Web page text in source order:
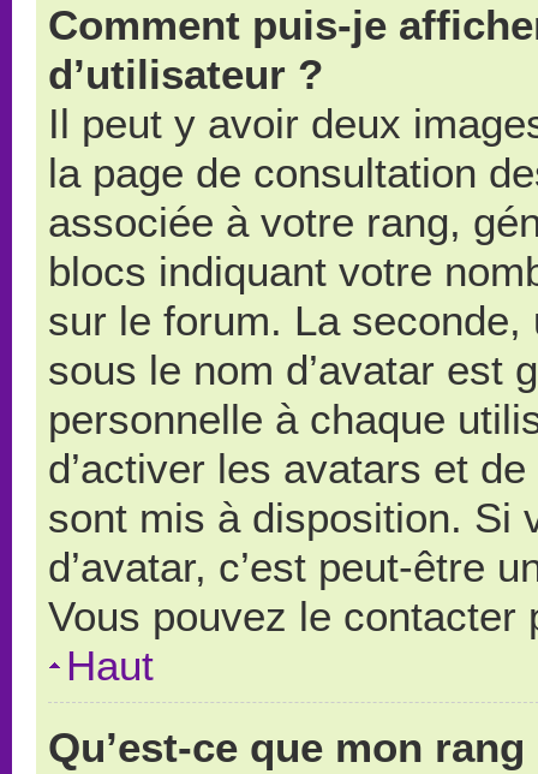
Comment puis-je
d’utilisateur ?
Il peut y avoir deux
la page de consultation
associée à votre rang,
blocs indiquant votre
sur le forum. La
sous le nom d’avatar est
personnelle à chaque
d’activer les avatars et
sont mis à disposition. Si
d’avatar, c’est peut-être
Vous pouvez le contacter
Haut
Qu’est-ce que mon